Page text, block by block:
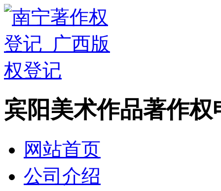
宾阳美术作品著作
网站首页
公司介绍